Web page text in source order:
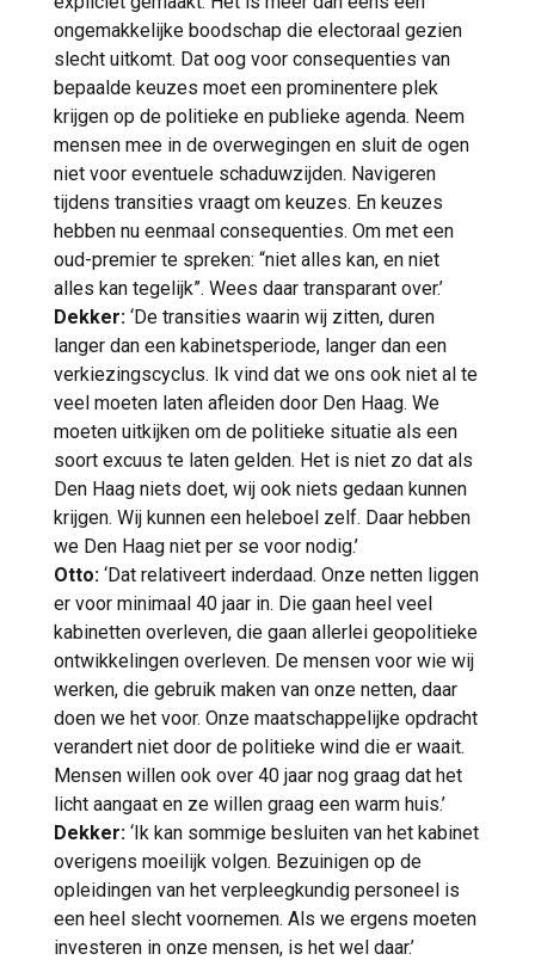
ongemakkelijke boodschap die electoraal gezien
slecht uitkomt. Dat oog voor consequenties van
bepaalde keuzes moet een prominentere plek
krijgen op de politieke en publieke agenda. Neem
mensen mee in de overwegingen en sluit de ogen
niet voor eventuele schaduwzijden. Navigeren
tijdens transities vraagt om keuzes. En keuzes
hebben nu eenmaal consequenties. Om met een
oud-premier te spreken: “niet alles kan, en niet
alles kan tegelijk”. Wees daar transparant over.’
Dekker: ‘De transities waarin wij zitten, duren
langer dan een kabinetsperiode, langer dan een
verkiezingscyclus. Ik vind dat we ons ook niet al te
veel moeten laten afleiden door Den Haag. We
moeten uitkijken om de politieke situatie als een
soort excuus te laten gelden. Het is niet zo dat als
Den Haag niets doet, wij ook niets gedaan kunnen
krijgen. Wij kunnen een heleboel zelf. Daar hebben
we Den Haag niet per se voor nodig.’
Otto: ‘Dat relativeert inderdaad. Onze netten liggen
er voor minimaal 40 jaar in. Die gaan heel veel
kabinetten overleven, die gaan allerlei geopolitieke
ontwikkelingen overleven. De mensen voor wie wij
werken, die gebruik maken van onze netten, daar
doen we het voor. Onze maatschappelijke opdracht
verandert niet door de politieke wind die er waait.
Mensen willen ook over 40 jaar nog graag dat het
licht aangaat en ze willen graag een warm huis.’
Dekker: ‘Ik kan sommige besluiten van het kabinet
overigens moeilijk volgen. Bezuinigen op de
opleidingen van het verpleegkundig personeel is
een heel slecht voornemen. Als we ergens moeten
investeren in onze mensen, is het wel daar.’